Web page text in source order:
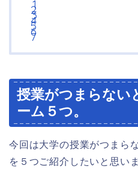
授業がつまらない
ーム５つ。
今回は大学の授業がつまら
を５つご紹介したいと思いま